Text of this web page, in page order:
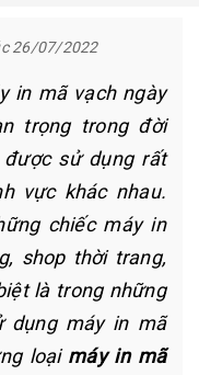
26/07/2022
in mã vạch ngày
trọng trong đời
được sử dụng rất
vực khác nhau.
chiếc máy in
shop thời trang,
là trong những
dụng máy in mã
loại máy in mã